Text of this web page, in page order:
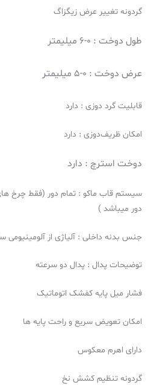
گردونه تغییر عرض زیگزاگ
طول دوخت : 0-6 میلیمتر
عرض دوخت : 0-5 میلیمتر
قابلیت گرد دوزی : دارد
امکان ظریف‌دوزی : دارد
دوخت استرچ : دارد
سیستم قاب ماکو : تمام دور (فقط چرخ
دور میباشد )
جنس بدنه داخلی : آلیاژی از
توضیحات پدال : پدال دو سرعته
فشار میل پایه کفشک اتوماتیک
امکان تعویض سریع و راحت پایه ها
دارای اهرم معکوس
گردونه تنظیم کشش نخ